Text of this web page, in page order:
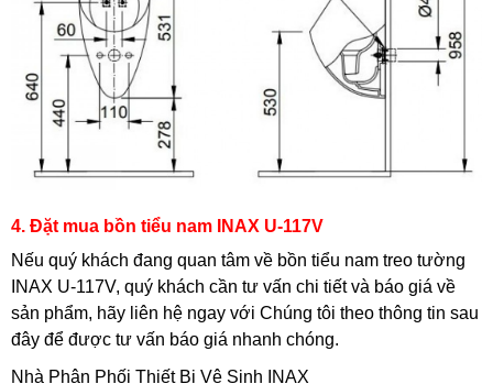
4. Đặt mua bồn tiểu nam INAX U-117V
Nếu quý khách đang quan tâm về bồn tiểu nam treo tường
INAX U-117V, quý khách cần tư vấn chi tiết và báo giá về
sản phẩm, hãy liên hệ ngay với Chúng tôi theo thông tin sau
đây để được tư vấn báo giá nhanh chóng.
Nhà Phân Phối Thiết Bị Vệ Sinh INAX